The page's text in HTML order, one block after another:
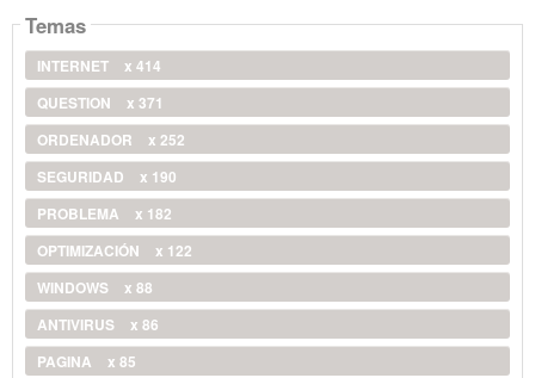
Temas
INTERNET
x 414
QUESTION
x 371
ORDENADOR
x 252
SEGURIDAD
x 190
PROBLEMA
x 182
OPTIMIZACIÓN
x 122
WINDOWS
x 88
ANTIVIRUS
x 86
PAGINA
x 85